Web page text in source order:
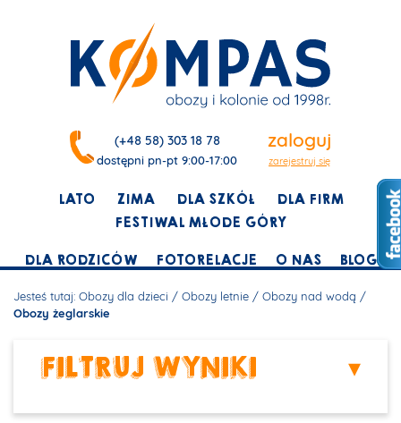
(+48 58) 303 18 78
dostępni pn-pt 9:00-17:00
zaloguj
zarejestruj się
LATO ZIMA DLA SZKÓŁ
DLA FIRM
FESTIWAL MŁODE GÓRY
DLA RODZICÓW
FOTORELACJE O NAS BLOG
Jesteś tutaj: Obozy dla dzieci / Obozy letnie / Obozy nad wodą /
Obozy żeglarskie
FILTRUJ WYNIKI ▾